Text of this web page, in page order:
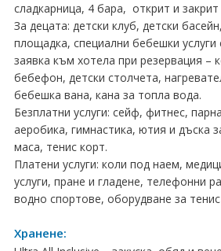
ПРАЗНИЦИ
Празници в България
Предколедни
Нова година
Великден 2026
ЕКЗОТИКА
сладкарница, 4 бара, открит и
За децата: детски клуб, детски
площадка, специални бебешки услуги
заявка към хотела при резервация –
бебефон, детски столчета,
бебешка вана, кана за топла вода.
Безплатни услуги: сейф, фитнес,
аеробика, гимнастика, ютия и дъска
маса, тенис корт.
Платени услуги: коли под наем,
услуги, пране и гладене, телефонни
водно спортове, оборудване за
Хранене: